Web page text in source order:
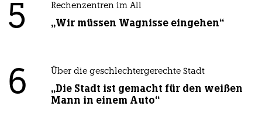
5 Rechenzentren im All
„Wir müssen Wagnisse eingehen“
6 Über die geschlechtergerechte Stadt
„Die Stadt ist gemacht für den weißen
Mann in einem Auto“